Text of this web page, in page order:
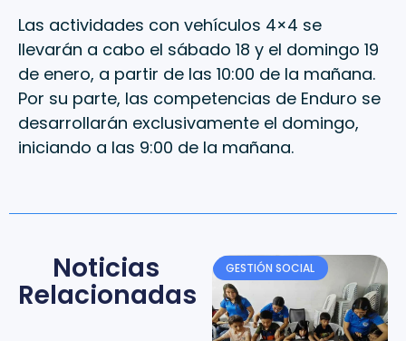
Las actividades con vehículos 4×4 se
llevarán a cabo el sábado 18 y el domingo 19
de enero, a partir de las 10:00 de la mañana.
Por su parte, las competencias de Enduro se
desarrollarán exclusivamente el domingo,
iniciando a las 9:00 de la mañana.
Noticias
Relacionadas
GESTIÓN SOCIAL